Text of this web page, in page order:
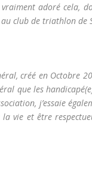
adoré cela,
club de triathlon de
créé en Octobre
que les
j’essaie
vie et être